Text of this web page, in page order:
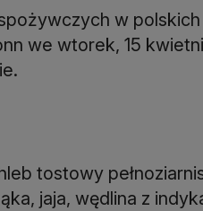
w
we wtorek, 15
tostowy
jaja, wędlina z